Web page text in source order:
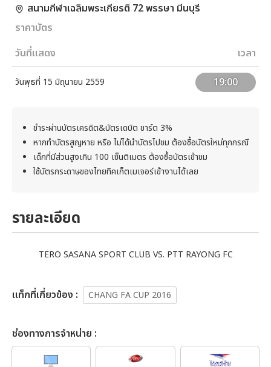
สนามกีฬาเฉลิมพระเกียรติ 72 พรรษา มีนบุรี
ราคาบัตร
วันที่แสดง
เวลา
วันพุธที่ 15 มิถุนายน 2559 19:00
ชำระผ่านบัตรเครดิต&บัตรเดบิต ชาร์ต 3%
หากทำบัตรสูญหาย หรือ ไม่ได้นำบัตรไปชม ต้องซื้อบัตรใหม่ทุกกรณี
เด็กที่มีส่วนสูงเกิน 100 เซ็นติเมตร ต้องซื้อบัตรเข้าชม
ใช้บัตรกระดาษของไทยทิคเก็ตเมเจอร์เข้างานได้เลย
รายละเอียด
TERO SASANA SPORT CLUB VS. PTT RAYONG FC
เเท็กที่เกี่ยวข้อง : CHANG FA CUP 2016
ช่องทางการจำหน่าย :